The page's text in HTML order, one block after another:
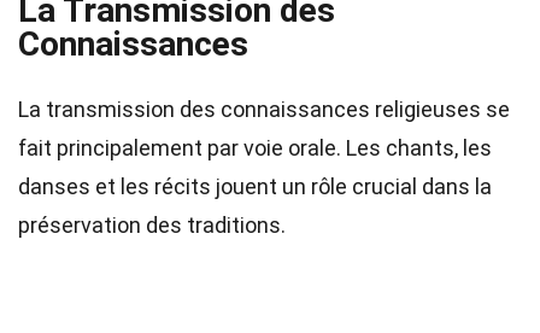
La Transmission des
Connaissances
La transmission des connaissances religieuses se
fait principalement par voie orale. Les chants, les
danses et les récits jouent un rôle crucial dans la
préservation des traditions.